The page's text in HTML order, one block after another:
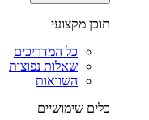
תוכן מקצועי
כל המדריכים
שאלות נפוצות
השוואות
כלים שימושיים